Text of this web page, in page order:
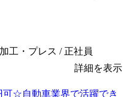
工・プレス / 正社員
詳細を表示